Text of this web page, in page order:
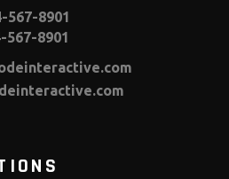
567-8901
567-8901